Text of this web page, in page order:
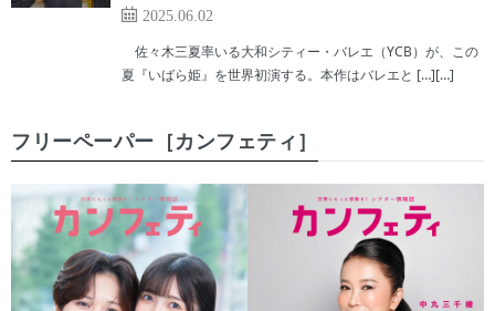
2025.06.02
佐々木三夏率いる大和シティー・バレエ（YCB）が、この
夏『いばら姫』を世界初演する。本作はバレエと […][…]
フリーペーパー［カンフェティ］